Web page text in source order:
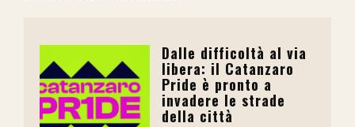
Dalle difficoltà al via
libera: il Catanzaro
Pride è pronto a
invadere le strade
della città